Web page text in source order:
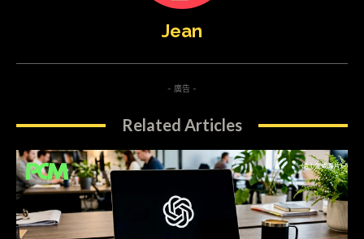
Jean
- 廣告 -
Related Articles